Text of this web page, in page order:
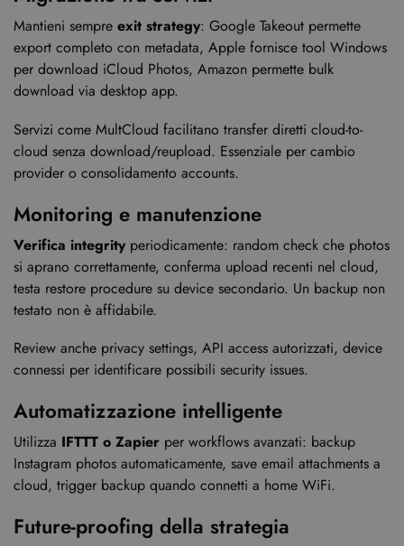
Mantieni sempre exit strategy: Google Takeout permette
export completo con metadata, Apple fornisce tool Windows
per download iCloud Photos, Amazon permette bulk
download via desktop app.
Servizi come MultCloud facilitano transfer diretti cloud-to-
cloud senza download/reupload. Essenziale per cambio
provider o consolidamento accounts.
Monitoring e manutenzione
Verifica integrity periodicamente: random check che photos
si aprano correttamente, conferma upload recenti nel cloud,
testa restore procedure su device secondario. Un backup non
testato non è affidabile.
Review anche privacy settings, API access autorizzati, device
connessi per identificare possibili security issues.
Automatizzazione intelligente
Utilizza IFTTT o Zapier per workflows avanzati: backup
Instagram photos automaticamente, save email attachments a
cloud, trigger backup quando connetti a home WiFi.
Future-proofing della strategia